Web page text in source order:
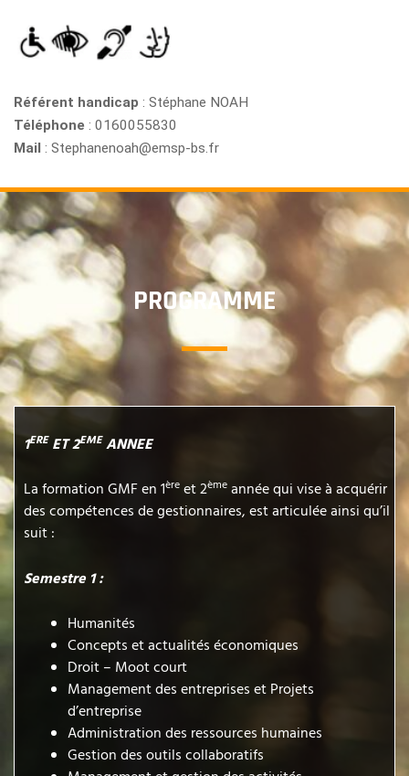
Référent handicap : Stéphane NOAH
Téléphone : 0160055830
Mail : Stephanenoah@emsp-bs.fr
PROGRAMME
1EREET 2EMEANNEE
La formation GMF en 1ère et 2ème année qui vise à acquérir
des compétences de gestionnaires, est articulée ainsi qu’il
suit :
Semestre 1 :
Humanités
Concepts et actualités économiques
Droit – Moot court
Management des entreprises et Projets
d’entreprise
Administration des ressources humaines
Gestion des outils collaboratifs